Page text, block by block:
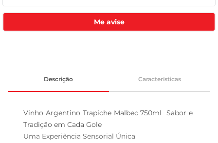
Me avise
Descrição Características
Vinho Argentino Trapiche Malbec 750ml  Sabor e
Tradição em Cada Gole
Uma Experiência Sensorial Única